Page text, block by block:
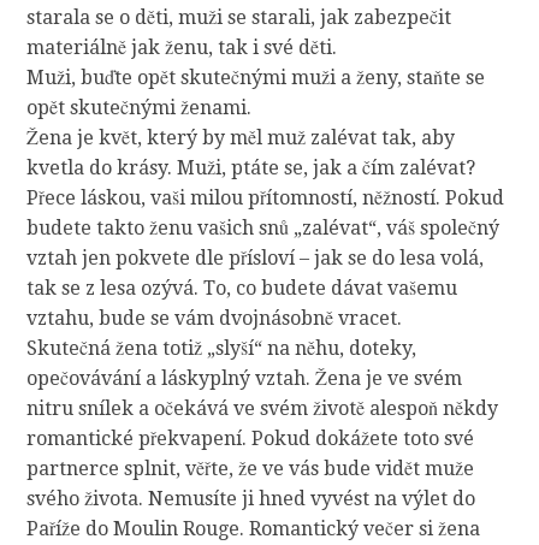
starala se o děti, muži se starali, jak zabezpečit
materiálně jak ženu, tak i své děti.
Muži, buďte opět skutečnými muži a ženy, staňte se
opět skutečnými ženami.
Žena je květ, který by měl muž zalévat tak, aby
kvetla do krásy. Muži, ptáte se, jak a čím zalévat?
Přece láskou, vaši milou přítomností, něžností. Pokud
budete takto ženu vašich snů „zalévat“, váš společný
vztah jen pokvete dle přísloví – jak se do lesa volá,
tak se z lesa ozývá. To, co budete dávat vašemu
vztahu, bude se vám dvojnásobně vracet.
Skutečná žena totiž „slyší“ na něhu, doteky,
opečovávání a láskyplný vztah. Žena je ve svém
nitru snílek a očekává ve svém životě alespoň někdy
romantické překvapení. Pokud dokážete toto své
partnerce splnit, věřte, že ve vás bude vidět muže
svého života. Nemusíte ji hned vyvést na výlet do
Paříže do Moulin Rouge. Romantický večer si žena